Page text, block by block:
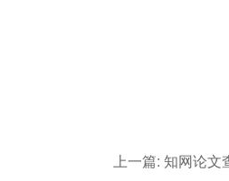
上一篇: 知网论文